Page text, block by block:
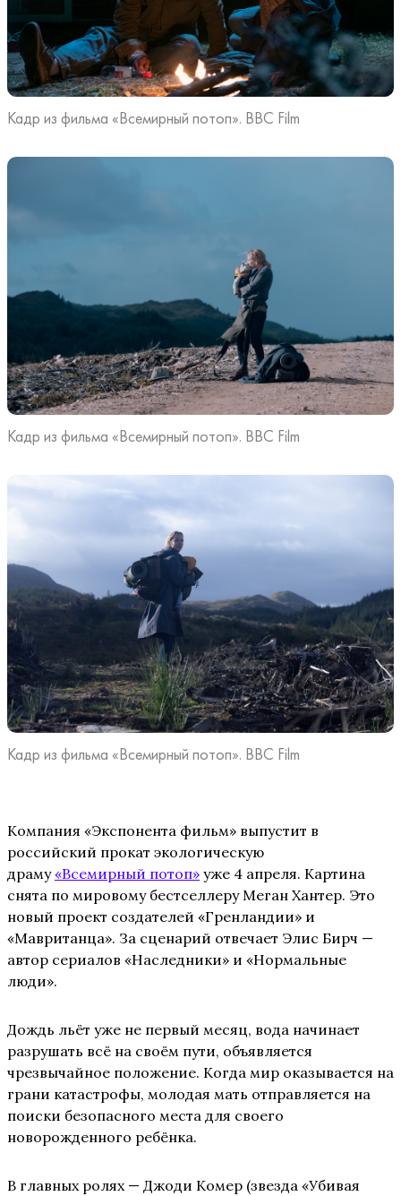
Кадр из фильма «Всемирный потоп». BBC Film
Кадр из фильма «Всемирный потоп». BBC Film
Кадр из фильма «Всемирный потоп». BBC Film
Компания «Экспонента фильм» выпустит в
российский прокат экологическую
драму«Всемирный потоп» уже 4 апреля. Картина
снята по мировому бестселлеру Меган Хантер. Это
новый проект создателей «Гренландии» и
«Мавританца». За сценарий отвечает Элис Бирч —
автор сериалов «Наследники» и «Нормальные
люди».
Дождь льёт уже не первый месяц, вода начинает
разрушать всё на своём пути, объявляется
чрезвычайное положение. Когда мир оказывается на
грани катастрофы, молодая мать отправляется на
поиски безопасного места для своего
новорожденного ребёнка.
В главных ролях — Джоди Комер (звезда «Убивая